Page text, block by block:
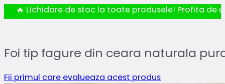
🔥 Lichidare de stoc la toate produsele! Profita de
Foi tip fagure din ceara naturala
Fii primul care evalueaza acest produs